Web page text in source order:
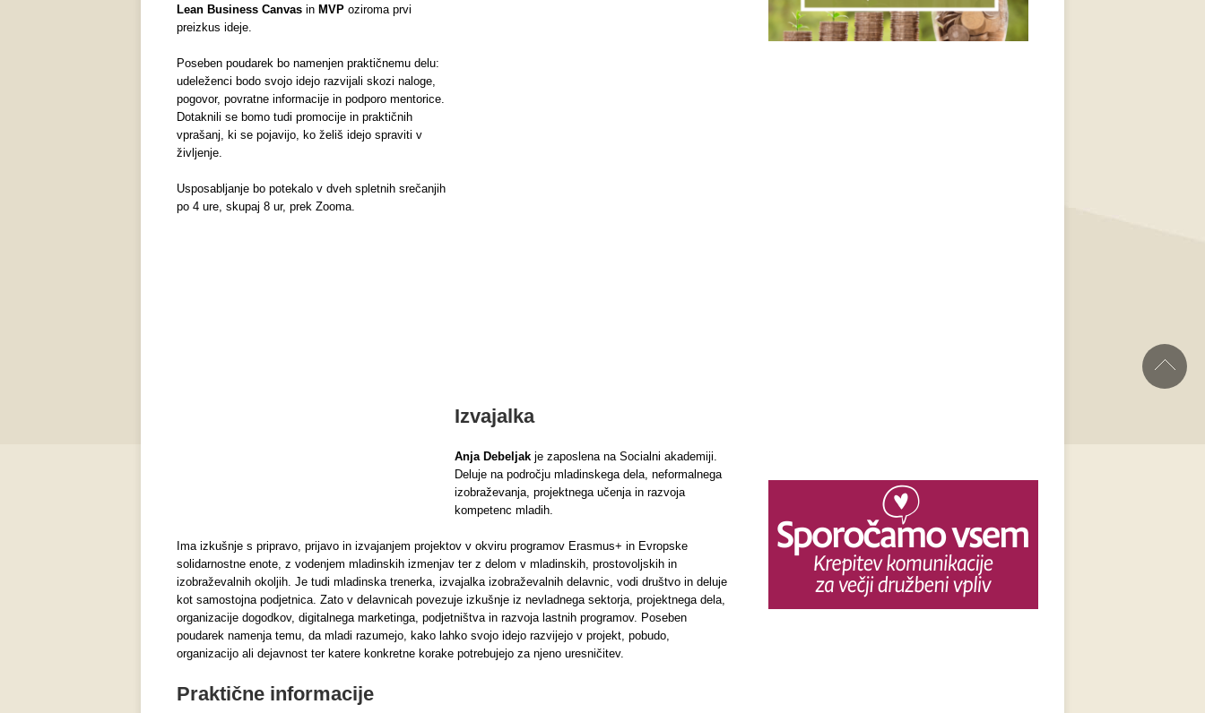
Lean Business Canvas in MVP oziroma prvi
preizkus ideje.
Poseben poudarek bo namenjen praktičnemu delu:
udeleženci bodo svojo idejo razvijali skozi naloge,
pogovor, povratne informacije in podporo mentorice.
Dotaknili se bomo tudi promocije in praktičnih
vprašanj, ki se pojavijo, ko želiš idejo spraviti v
življenje.
Usposabljanje bo potekalo v dveh spletnih srečanjih
po 4 ure, skupaj 8 ur, prek Zooma.
Izvajalka
Anja Debeljak je zaposlena na Socialni akademiji.
Deluje na področju mladinskega dela, neformalnega
izobraževanja, projektnega učenja in razvoja
kompetenc mladih.
Ima izkušnje s pripravo, prijavo in izvajanjem projektov v okviru programov Erasmus+ in Evropske
solidarnostne enote, z vodenjem mladinskih izmenjav ter z delom v mladinskih, prostovoljskih in
izobraževalnih okoljih. Je tudi mladinska trenerka, izvajalka izobraževalnih delavnic, vodi društvo in deluje
kot samostojna podjetnica. Zato v delavnicah povezuje izkušnje iz nevladnega sektorja, projektnega dela,
organizacije dogodkov, digitalnega marketinga, podjetništva in razvoja lastnih programov. Poseben
poudarek namenja temu, da mladi razumejo, kako lahko svojo idejo razvijejo v projekt, pobudo,
organizacijo ali dejavnost ter katere konkretne korake potrebujejo za njeno uresničitev.
Praktične informacije